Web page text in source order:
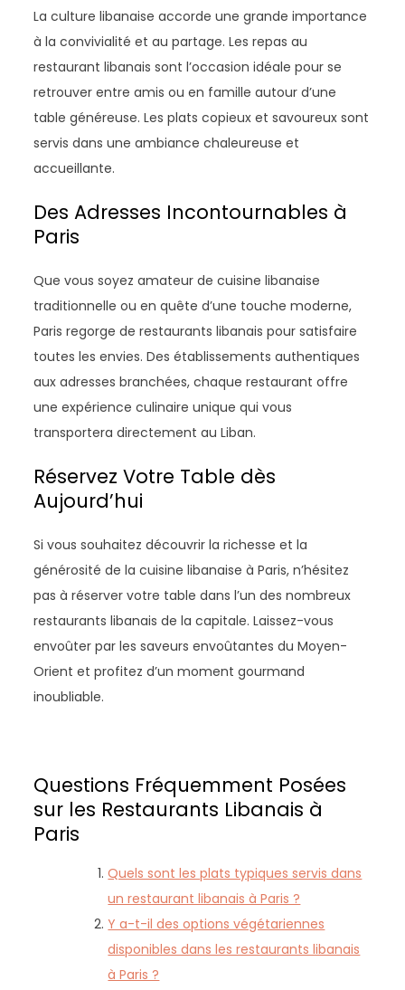
La culture libanaise accorde une grande importance
à la convivialité et au partage. Les repas au
restaurant libanais sont l’occasion idéale pour se
retrouver entre amis ou en famille autour d’une
table généreuse. Les plats copieux et savoureux sont
servis dans une ambiance chaleureuse et
accueillante.
Des Adresses Incontournables à
Paris
Que vous soyez amateur de cuisine libanaise
traditionnelle ou en quête d’une touche moderne,
Paris regorge de restaurants libanais pour satisfaire
toutes les envies. Des établissements authentiques
aux adresses branchées, chaque restaurant offre
une expérience culinaire unique qui vous
transportera directement au Liban.
Réservez Votre Table dès
Aujourd’hui
Si vous souhaitez découvrir la richesse et la
générosité de la cuisine libanaise à Paris, n’hésitez
pas à réserver votre table dans l’un des nombreux
restaurants libanais de la capitale. Laissez-vous
envoûter par les saveurs envoûtantes du Moyen-
Orient et profitez d’un moment gourmand
inoubliable.
Questions Fréquemment Posées
sur les Restaurants Libanais à
Paris
Quels sont les plats typiques servis dans
un restaurant libanais à Paris ?
Y a-t-il des options végétariennes
disponibles dans les restaurants libanais
à Paris ?